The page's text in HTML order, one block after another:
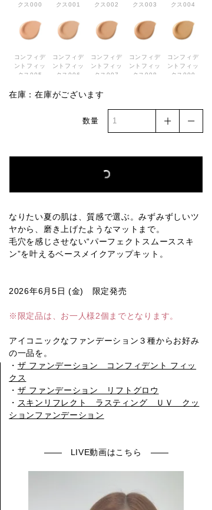
クス000
クス001
クス002
クス003
クス004
コンフィデ
ントフィッ
クス005
コンフィデ
ントフィッ
クス006
コンフィデ
ントフィッ
クス007
コンフィデ
ントフィッ
クス008
コンフィデ
ントフィッ
クス009
リフトグロ
リフトグロ
リフトグロ
リフトグロ
リフトグロ
リフトグロ
クッション
ション001
クッション
ション002
クッション
ション003
クッション
ション004
クッション
ファンデー
ション005
クッション
ファンデー
ション006
在庫：在庫がございます
数量
なりたい夏の肌は、質感で選ぶ。みずみずしいツ
ヤから、磨き上げたようなマットまで。
毛穴を感じさせない“パーフェクトスムーススキ
ン”を叶えるベースメイクアップキット。
2026年6月5日 (金) 限定発売
※限定品は、お一人様2個までとなります。
アイコニックなファンデーション３種からお好み
の一品を。
・ ザ ファンデーション コンフィデント フィッ
クス
・ ザ ファンデーション リフトグロウ
・ スキンリフレクト ラスティング ＵＶ クッ
ションファンデーション
LIVE動画はこちら